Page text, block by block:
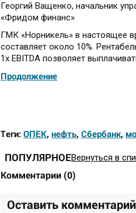
Георгий Ващенко, начальник
«Фридом финанс»
ГМК «Норникель» в настоящее
составляет около 10%.
1х EBITDA позволяет
Продолжение
Теги: ОПЕК, нефть, Сбербанк,
ПОПУЛЯРНОЕВернуться в
Комментарии (0)
Оставить комментарий